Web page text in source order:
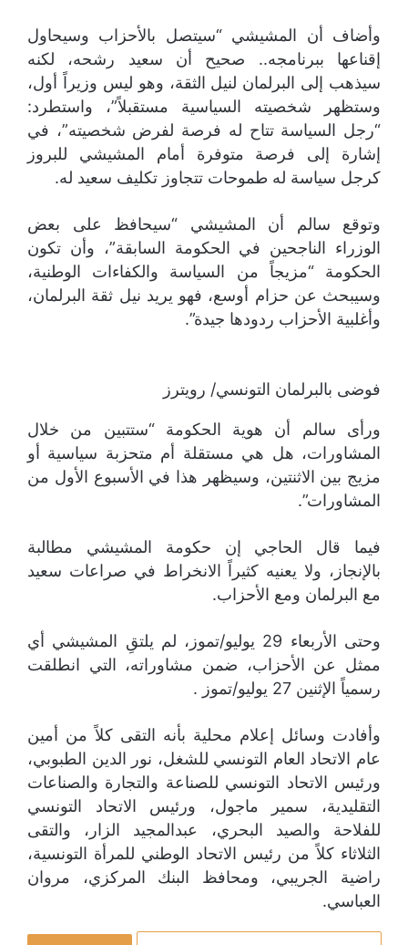
وأضاف أن المشيشي “سيتصل بالأحزاب وسيحاول
إقناعها ببرنامجه.. صحيح أن سعيد رشحه، لكنه
سيذهب إلى البرلمان لنيل الثقة، وهو ليس وزيراً أول،
وستظهر شخصيته السياسية مستقبلاً”، واستطرد:
“رجل السياسة تتاح له فرصة لفرض شخصيته”، في
إشارة إلى فرصة متوفرة أمام المشيشي للبروز
كرجل سياسة له طموحات تتجاوز تكليف سعيد له.
وتوقع سالم أن المشيشي “سيحافظ على بعض
الوزراء الناجحين في الحكومة السابقة”، وأن تكون
الحكومة “مزيجاً من السياسة والكفاءات الوطنية،
وسيبحث عن حزام أوسع، فهو يريد نيل ثقة البرلمان،
وأغلبية الأحزاب ردودها جيدة”.
فوضى بالبرلمان التونسي/ رويترز
ورأى سالم أن هوية الحكومة “ستتبين من خلال
المشاورات، هل هي مستقلة أم متحزبة سياسية أو
مزيج بين الاثنتين، وسيظهر هذا في الأسبوع الأول من
المشاورات”.
فيما قال الحاجي إن حكومة المشيشي مطالبة
بالإنجاز، ولا يعنيه كثيراً الانخراط في صراعات سعيد
مع البرلمان ومع الأحزاب.
وحتى الأربعاء 29 يوليو/تموز، لم يلتقِ المشيشي أي
ممثل عن الأحزاب، ضمن مشاوراته، التي انطلقت
رسمياً الإثنين 27 يوليو/تموز .
وأفادت وسائل إعلام محلية بأنه التقى كلاً من أمين
عام الاتحاد العام التونسي للشغل، نور الدين الطبوبي،
ورئيس الاتحاد التونسي للصناعة والتجارة والصناعات
التقليدية، سمير ماجول، ورئيس الاتحاد التونسي
للفلاحة والصيد البحري، عبدالمجيد الزار، والتقى
الثلاثاء كلاً من رئيس الاتحاد الوطني للمرأة التونسية،
راضية الجريبي، ومحافظ البنك المركزي، مروان
العباسي.